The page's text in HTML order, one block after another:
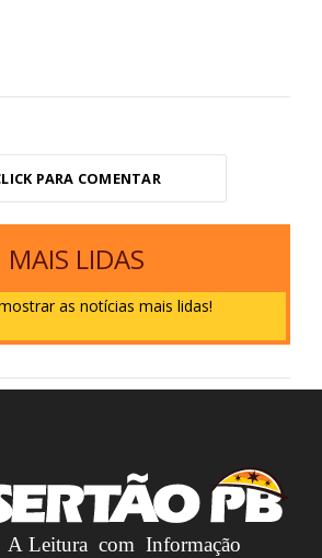
PARA COMENTAR
MAIS LIDAS
as notícias mais lidas!